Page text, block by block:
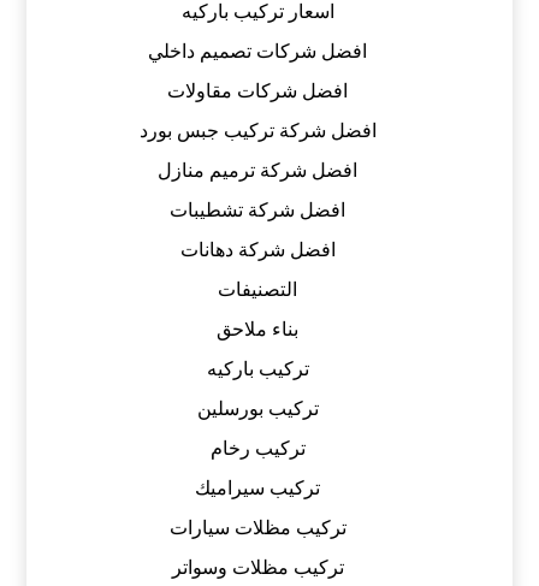
اسعار تركيب باركيه
افضل شركات تصميم داخلي
افضل شركات مقاولات
افضل شركة تركيب جبس بورد
افضل شركة ترميم منازل
افضل شركة تشطيبات
افضل شركة دهانات
التصنيفات
بناء ملاحق
تركيب باركيه
تركيب بورسلين
تركيب رخام
تركيب سيراميك
تركيب مظلات سيارات
تركيب مظلات وسواتر